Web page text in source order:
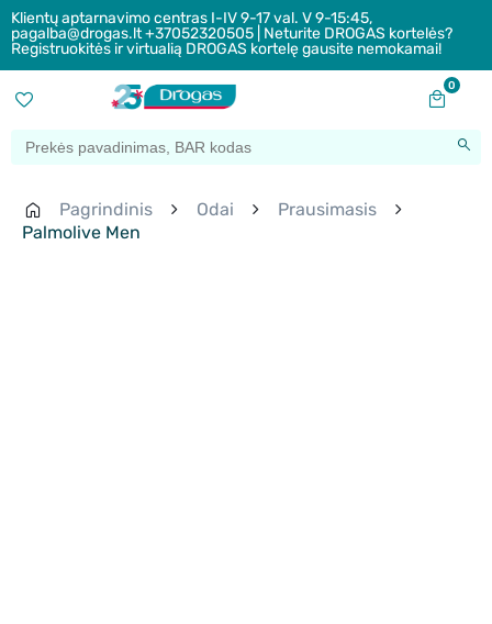
Klientų aptarnavimo centras I-IV 9-17 val. V 9-15:45,
pagalba@drogas.lt +37052320505 | Neturite DROGAS kortelės?
Registruokitės ir virtualią DROGAS kortelę gausite nemokamai!
0
Pagrindinis Odai
Prausimasis
Palmolive Men